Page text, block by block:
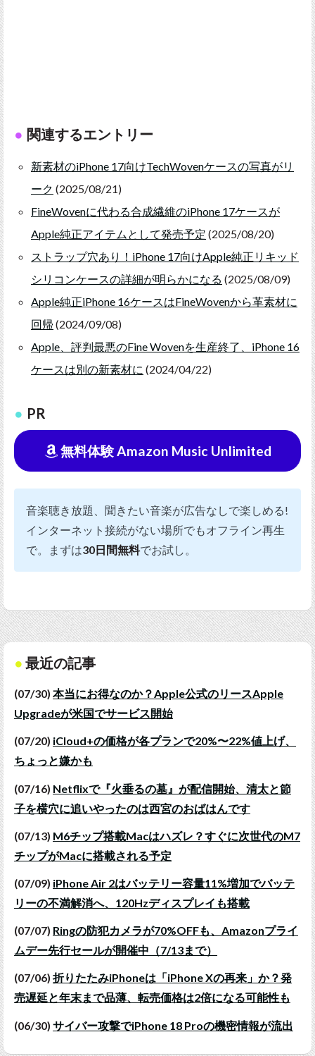
関連するエントリー
新素材のiPhone 17向けTechWovenケースの写真がリ
ーク (2025/08/21)
FineWovenに代わる合成繊維のiPhone 17ケースが
Apple純正アイテムとして発売予定 (2025/08/20)
ストラップ穴あり！iPhone 17向けApple純正リキッド
シリコンケースの詳細が明らかになる (2025/08/09)
Apple純正iPhone 16ケースはFineWovenから革素材に
回帰 (2024/09/08)
Apple、評判最悪のFine Wovenを生産終了、iPhone 16
ケースは別の新素材に (2024/04/22)
PR
無料体験 Amazon Music Unlimited
音楽聴き放題、聞きたい音楽が広告なしで楽しめる!
インターネット接続がない場所でもオフライン再生
で。まずは30日間無料でお試し。
最近の記事
(07/30) 本当にお得なのか？Apple公式のリースApple
Upgradeが米国でサービス開始
(07/20) iCloud+の価格が各プランで20%〜22%値上げ、
ちょっと嫌かも
(07/16) Netflixで『火垂るの墓』が配信開始、清太と節
子を横穴に追いやったのは西宮のおばはんです
(07/13) M6チップ搭載Macはハズレ？すぐに次世代のM7
チップがMacに搭載される予定
(07/09) iPhone Air 2はバッテリー容量11%増加でバッテ
リーの不満解消へ、120Hzディスプレイも搭載
(07/07) Ringの防犯カメラが70%OFFも、Amazonプライ
ムデー先行セールが開催中（7/13まで）
(07/06) 折りたたみiPhoneは「iPhone Xの再来」か？発
売遅延と年末まで品薄、転売価格は2倍になる可能性も
(06/30) サイバー攻撃でiPhone 18 Proの機密情報が流出